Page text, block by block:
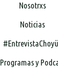
Nosotrxs
Noticias
Programas y